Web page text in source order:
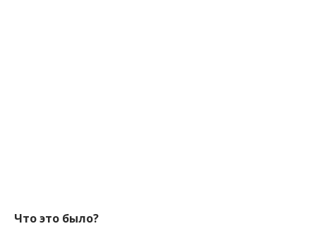
Что это было?